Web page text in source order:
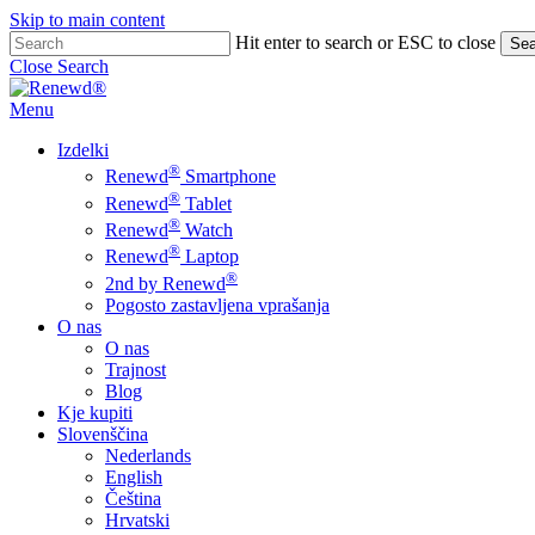
Skip to main content
Hit enter to search or ESC to close
Close Search
Menu
Izdelki
Renewd® Smartphone
Renewd® Tablet
Renewd® Watch
Renewd® Laptop
2nd by Renewd®
Pogosto zastavljena vprašanja
O nas
O nas
Trajnost
Blog
Kje kupiti
Slovenščina
Nederlands
English
Čeština
Hrvatski